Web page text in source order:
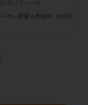
リカリフレーク
ーカー希望小売価格
680円